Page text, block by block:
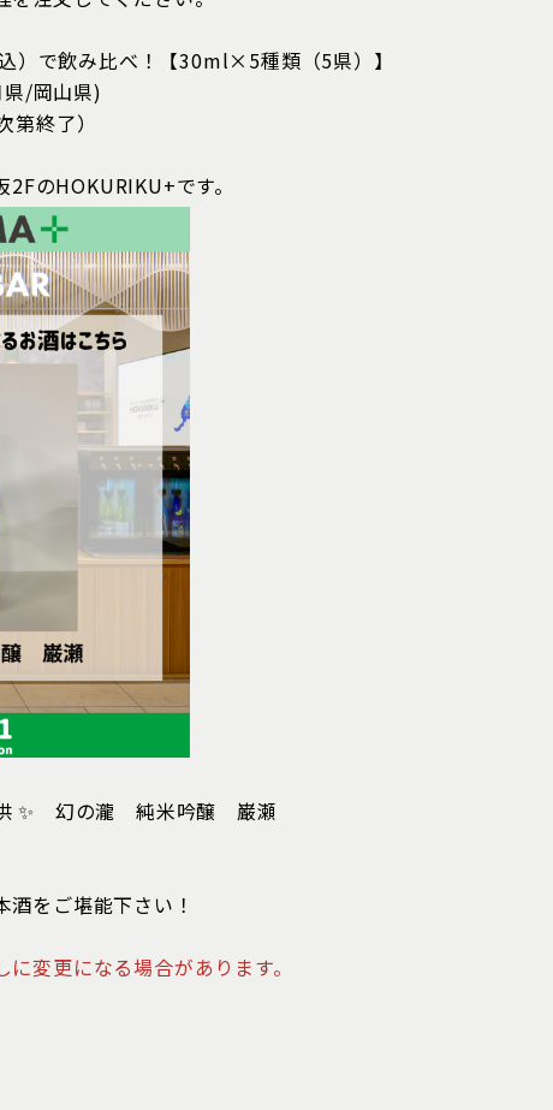
）で飲み比べ！【30ml×5種類（5県）】
/岡山県)
終了）
のHOKURIKU+です。
✨ 幻の瀧 純米吟醸 巌瀬
をご堪能下さい！
変更になる場合があります。